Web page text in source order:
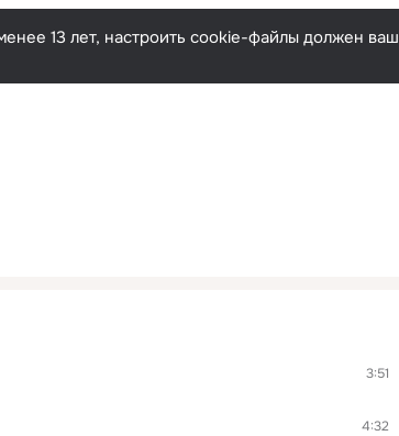
Русский
13 лет, настроить cookie-файлы должен ваш
3:51
4:32